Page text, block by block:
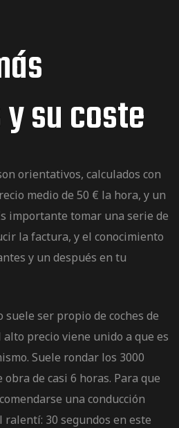
su coste
orientativos, calculados con
medio de 50 € la hora, y un
importante tomar una serie de
la factura, y el conocimiento
y un después en tu
suele ser propio de coches de
precio viene unido a que es
Suele rondar los 3000
de casi 6 horas. Para que
una conducción
ralentí: 30 segundos en este